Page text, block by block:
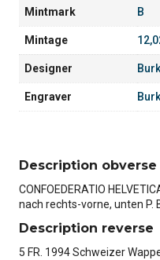
Mintmark B
Mintage
Designer
Engraver
Description obverse
CONFOEDERATIO
nach rechts-vorne, unten P.
Description reverse
5 FR. 1994 Schweizer